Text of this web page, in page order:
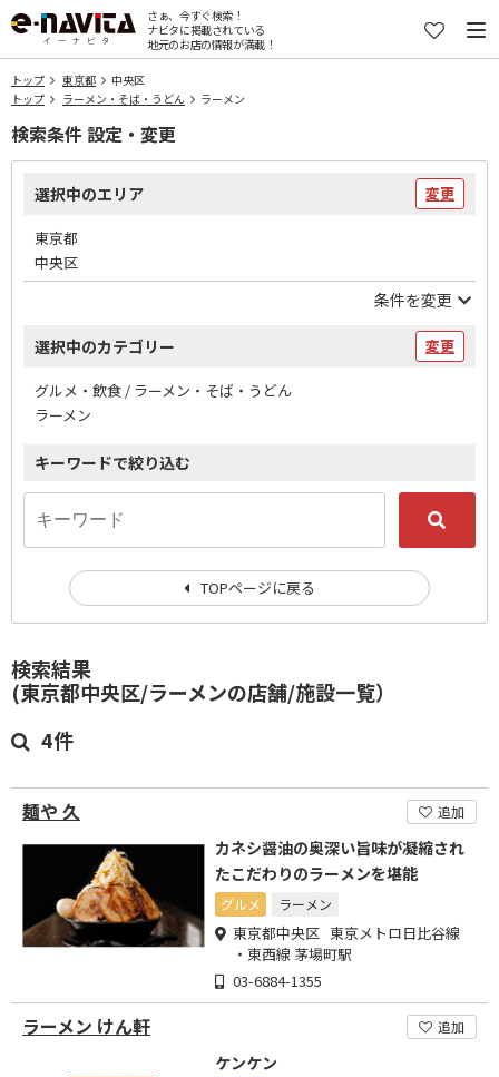
さぁ、今すぐ検索！
ナビタに掲載されている
地元のお店の情報が満載！
トップ 東京都
中央区
トップ
ラーメン・そば・うどん ラーメン
検索結果
(東京都中央区/ラーメンの店舗/施設一覧）
4件
麺や 久 追加
カネシ醤油の奥深い旨味が凝縮され
たこだわりのラーメンを堪能
グルメ ラーメン
東京都中央区 東京メトロ日比谷線
・東西線 茅場町駅
03-6884-1355
ラーメン けん軒 追加
ケンケン
検索条件 設定・変更
選択中のエリア 変更
東京都
中央区
条件を変更
選択中のカテゴリー 変更
グルメ・飲食 / ラーメン・そば・うどん
ラーメン
キーワードで絞り込む
TOPページに戻る